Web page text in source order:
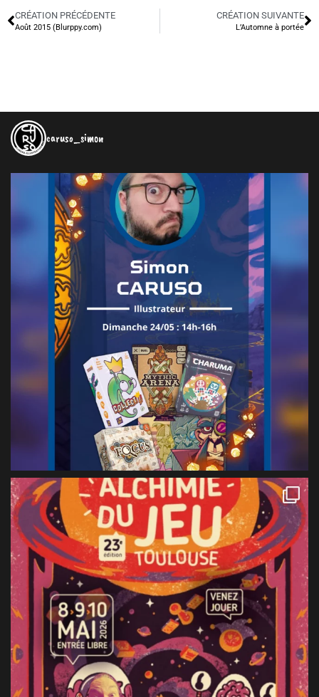
CRÉATION PRÉCÉDENTE
Août 2015 (Blurppy.com)
CRÉATION SUIVANTE
L’Automne à portée
caruso_simon